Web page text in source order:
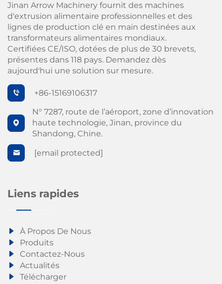
Jinan Arrow Machinery fournit des machines
d'extrusion alimentaire professionnelles et des
lignes de production clé en main destinées aux
transformateurs alimentaires mondiaux.
Certifiées CE/ISO, dotées de plus de 30 brevets,
présentes dans 118 pays. Demandez dès
aujourd'hui une solution sur mesure.
+86-15169106317
N° 7287, route de l’aéroport, zone d’innovation
haute technologie, Jinan, province du
Shandong, Chine.
[email protected]
Liens rapides
À Propos De Nous
Produits
Contactez-Nous
Actualités
Télécharger